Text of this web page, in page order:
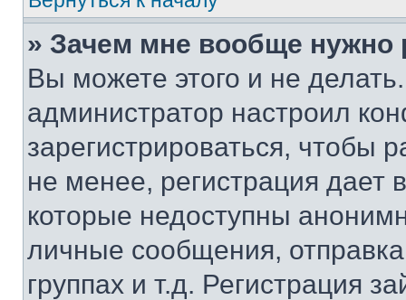
» Зачем мне вообще нужно
Вы можете этого и не
администратор настроил
зарегистрироваться, чтобы
не менее, регистрация
которые недоступны
личные сообщения,
группах и т.д. Регистрация